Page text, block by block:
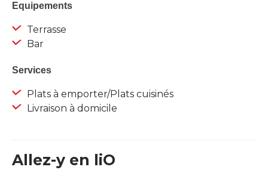
Equipements
Terrasse
Bar
Services
Plats à emporter/Plats cuisinés
Livraison à domicile
Allez-y en liO